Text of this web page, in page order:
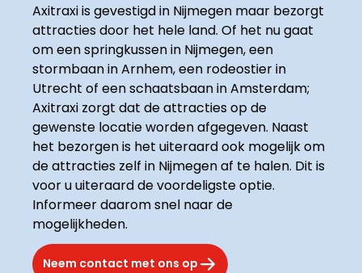
Axitraxi is gevestigd in Nijmegen maar bezorgt
attracties door het hele land. Of het nu gaat
om een springkussen in Nijmegen, een
stormbaan in Arnhem, een rodeostier in
Utrecht of een schaatsbaan in Amsterdam;
Axitraxi zorgt dat de attracties op de
gewenste locatie worden afgegeven. Naast
het bezorgen is het uiteraard ook mogelijk om
de attracties zelf in Nijmegen af te halen. Dit is
voor u uiteraard de voordeligste optie.
Informeer daarom snel naar de
mogelijkheden.
Neem contact met ons op